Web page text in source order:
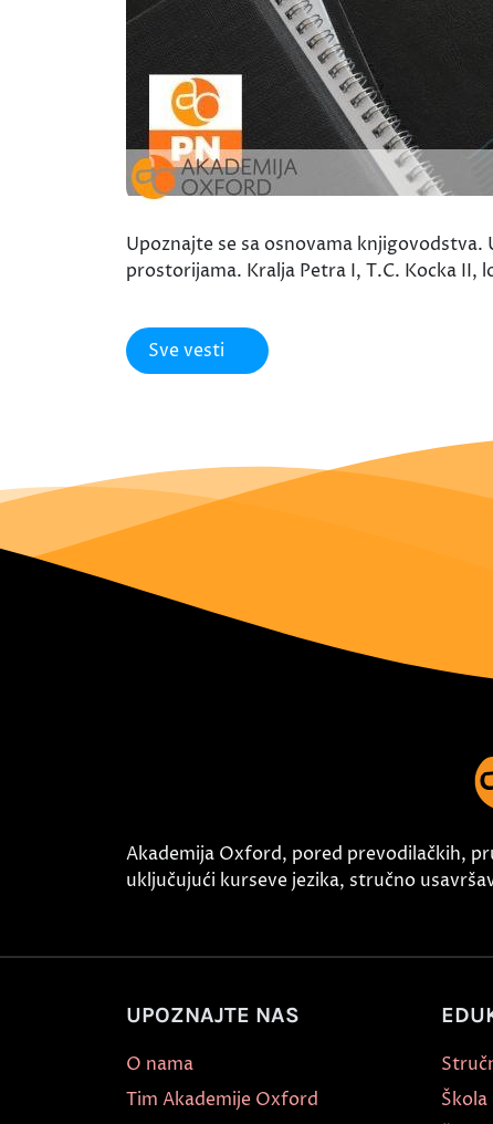
Upoznajte se sa osnovama
prostorijama. Kralja Petra I, T.C. Kocka
Sve vesti
Akademija Oxford, pored prevodilačkih,
uključujući kurseve jezika, stručno
UPOZNAJTE NAS
O nama
Tim Akademije Oxford